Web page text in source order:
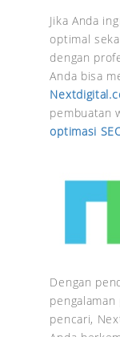
Jika Anda
optimal
dengan
Anda bisa
pembuatan
optimasi
Dengan
pencari,